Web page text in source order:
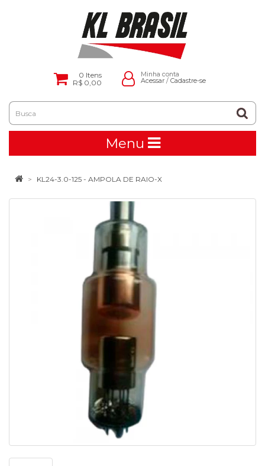
0 Itens
R$ 0,00
Minha conta
Acessar/ Cadastre-se
Menu
KL24-3.0-125 - AMPOLA DE RAIO-X